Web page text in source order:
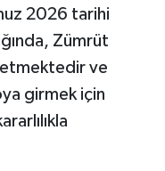
2026 tarihi
Zümrüt
etmektedir ve
girmek için